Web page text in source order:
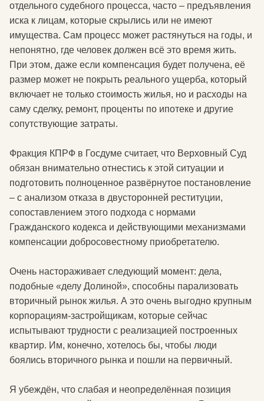
отдельного судебного процесса, часто – предъявления
иска к лицам, которые скрылись или не имеют
имущества. Сам процесс может растянуться на годы, и
непонятно, где человек должен всё это время жить.
При этом, даже если компенсация будет получена, её
размер может не покрыть реального ущерба, который
включает не только стоимость жилья, но и расходы на
саму сделку, ремонт, проценты по ипотеке и другие
сопутствующие затраты.
Фракция КПРФ в Госдуме считает, что Верховный Суд
обязан внимательно отнестись к этой ситуации и
подготовить полноценное развёрнутое постановление
– с анализом отказа в двусторонней реституции,
сопоставлением этого подхода с нормами
Гражданского кодекса и действующими механизмами
компенсации добросовестному приобретателю.
Очень настораживает следующий момент: дела,
подобные «делу Долиной», способны парализовать
вторичный рынок жилья. А это очень выгодно крупным
корпорациям-застройщикам, которые сейчас
испытывают трудности с реализацией построенных
квартир. Им, конечно, хотелось бы, чтобы люди
боялись вторичного рынка и пошли на первичный.
Я убеждён, что слабая и неопределённая позиция